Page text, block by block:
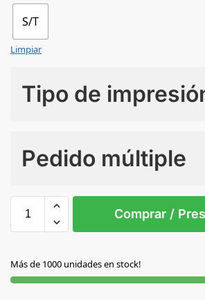
S/T
Limpiar
Tipo de
Pedido múltiple
S/T
GRIS
Comprar /
Más de 1000 unidades en stock!